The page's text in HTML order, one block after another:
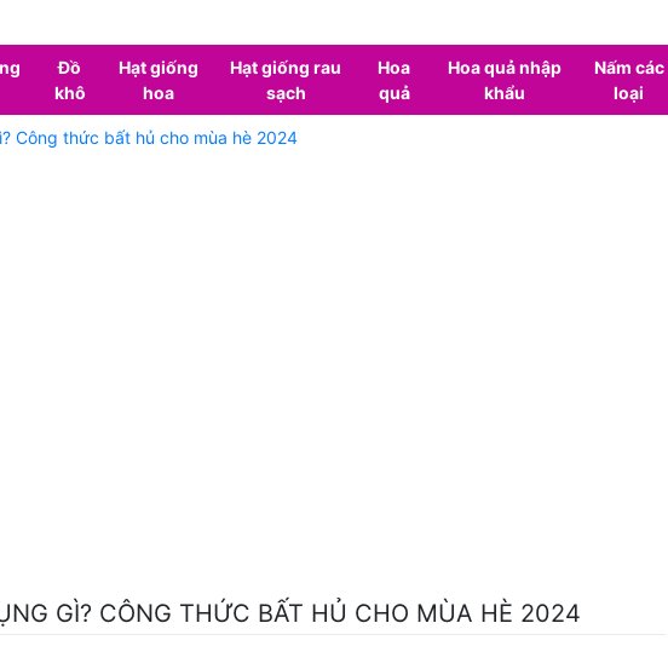
Đồ
khô
Hạt giống
hoa
Hạt giống rau
sạch
Hoa
quả
Hoa quả nhập
khẩu
Nấm các
loại
Công thức bất hủ cho mùa hè 2024
GÌ? CÔNG THỨC BẤT HỦ CHO MÙA HÈ 2024